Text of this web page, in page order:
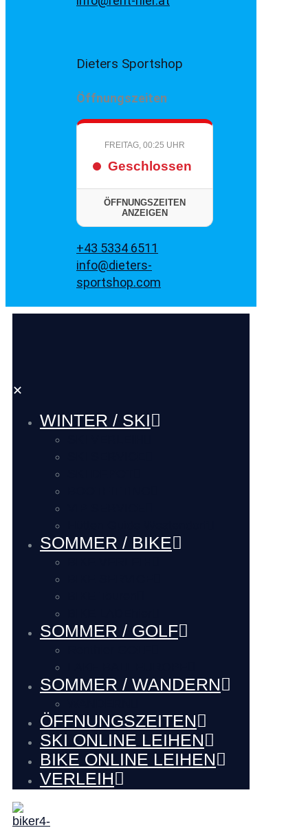
Dieters Sportshop
Öffnungszeiten
FREITAG, 00:25 UHR
Geschlossen
ÖFFNUNGSZEITEN
ANZEIGEN
+43 5334 6511
info@dieters-
sportshop.com
✕
WINTER / SKI
SOMMER / BIKE
SOMMER / GOLF
SOMMER / WANDERN
ÖFFNUNGSZEITEN
SKI ONLINE LEIHEN
BIKE ONLINE LEIHEN
VERLEIH